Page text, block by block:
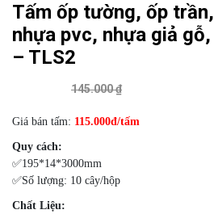
Tấm ốp tường, ốp
nhựa pvc, nhựa giả
– TLS2
145.000 ₫
Giá bán tấm: 115.000đ/tấm
Quy cách:
✅195*14*3000mm
✅Số lượng: 10 cây/hộp
Chất Liệu: